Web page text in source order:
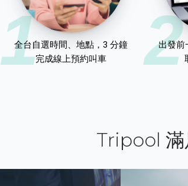
1
全台自選時間、地點，3 分鐘
完成線上預約叫車
2
出發前
Tripool 滿